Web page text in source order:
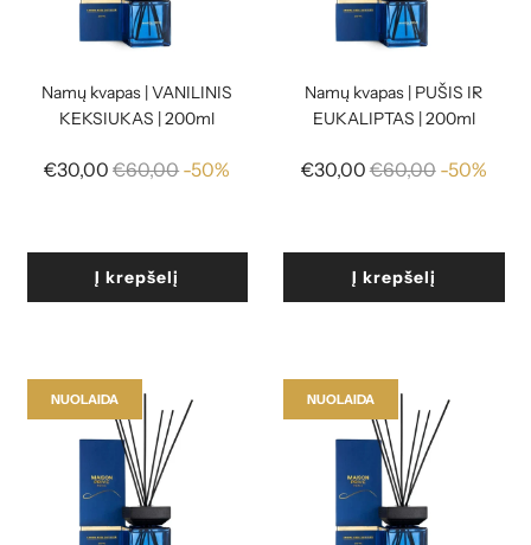
Namų kvapas | VANILINIS
KEKSIUKAS | 200ml
€30,00 Reguliari
€60,00-50%
Į krepšelį
Namų kvapas | PUŠIS IR
EUKALIPTAS | 200ml
€30,00Reguliari
€60,00 -50%
Į krepšelį
NUOLAIDA NUOLAIDA